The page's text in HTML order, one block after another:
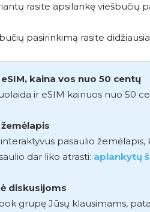
rasite apsilankę viešbučių
pasirinkimą rasite
kaina vos nuo 50 centų
ir eSIM kainuos nuo 50
pasaulio žemėlapis,
dar liko atrasti: aplankytų
diskusijoms
grupę Jūsų klausimams,